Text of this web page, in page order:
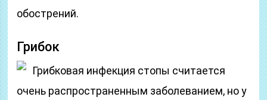
обострений.
Грибок
Грибковая инфекция стопы считается
очень распространенным заболеванием, но у